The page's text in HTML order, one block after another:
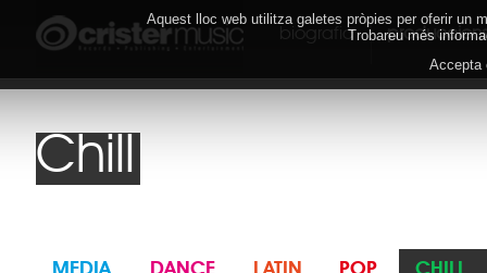
biografia
Chill
Aquest lloc web utilitza galetes pròpies per oferir un
Trobareu més